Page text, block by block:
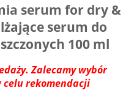
serum for dry &
serum do
100 ml
Zalecamy wybór
rekomendacji